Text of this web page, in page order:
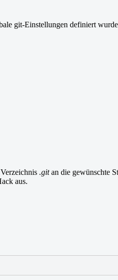
git-Einstellungen definiert
.gitan die gewünschte
aus.